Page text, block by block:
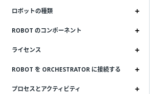
ロボットの種類
ROBOT のコンポーネント
ライセンス
ROBOT を ORCHESTRATOR に接続する
プロセスとアクティビティ